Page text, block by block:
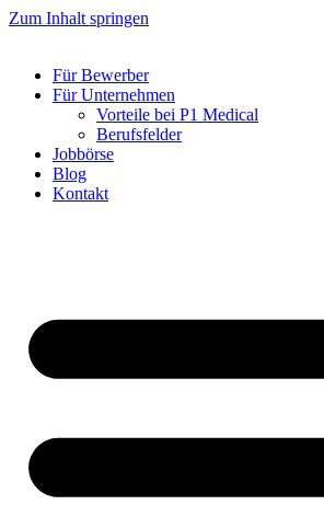
Zum Inhalt springen
Für Bewerber
Für Unternehmen
Vorteile bei P1 Medical
Berufsfelder
Jobbörse
Blog
Kontakt